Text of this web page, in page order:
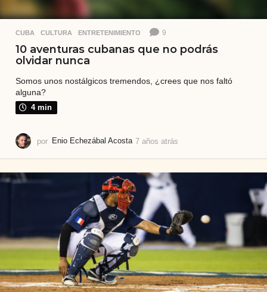
CUBA ,CULTURA ,ENTRETENIMIENTO 9
10 aventuras cubanas que no podrás
olvidar nunca
Somos unos nostálgicos tremendos, ¿crees que nos faltó
alguna?
4 min
por Enio Echezábal Acosta 7 años atrás
o
a
t
r
á
s